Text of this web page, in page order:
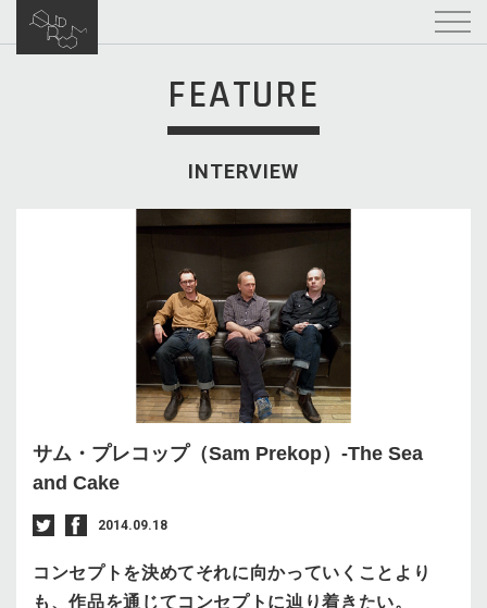
FEATURE
INTERVIEW
サム・プレコップ（Sam Prekop）-The Sea
and Cake
2014.09.18
コンセプトを決めてそれに向かっていくことより
も、作品を通じてコンセプトに辿り着きたい。